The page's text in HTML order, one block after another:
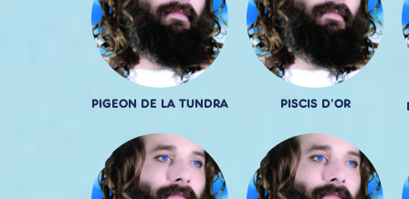
PIGEON DE LA TUNDRA PISCIS D'OR